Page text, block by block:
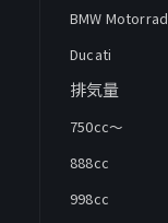
BMW Motorrad
Ducati
排気量
750cc～
888cc
998cc